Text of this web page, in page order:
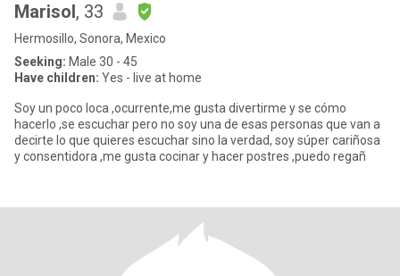
Marisol, 33
Hermosillo, Sonora, Mexico
Seeking: Male 30 - 45
Have children: Yes - live at home
Soy un poco loca ,ocurrente,me gusta divertirme y se cómo
hacerlo ,se escuchar pero no soy una de esas personas que van a
decirte lo que quieres escuchar sino la verdad, soy súper cariñosa
y consentidora ,me gusta cocinar y hacer postres ,puedo regañ